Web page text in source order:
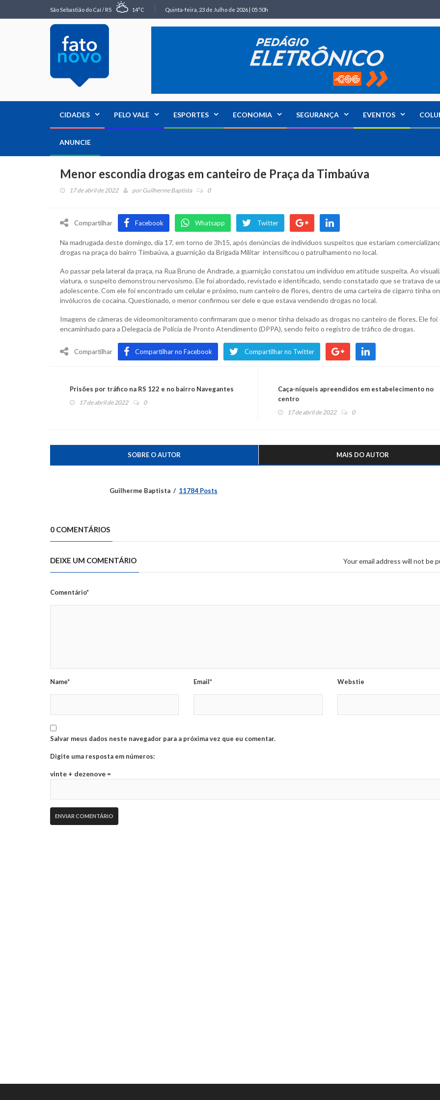
São Sebastião do Caí / RS 14°C Quinta-feira, 23 de Julho de 2026 | 05:50h
CIDADES PELO VALE ESPORTES ECONOMIA SEGURANÇA EVENTOS
ANUNCIE
Menor escondia drogas em canteiro de Praça da Timbaúva
17 de abril de 2022 porGuilherme Baptista 0
Compartilhar Facebook Whatsapp Twitter
Na madrugada deste domingo, dia 17, em torno de 3h15, após denúncias de indivíduos suspeitos que estariam
drogas na praça do bairro Timbaúva, a guarnição da Brigada Militar intensificou o patrulhamento no local.
Ao passar pela lateral da praça, na Rua Bruno de Andrade, a guarnição constatou um indivíduo em atitude suspeita. Ao
viatura, o suspeito demonstrou nervosismo. Ele foi abordado, revistado e identificado, sendo constatado que se tratava de
adolescente. Com ele foi encontrado um celular e próximo, num canteiro de flores, dentro de uma carteira de cigarro tinha
invólucros de cocaína. Questionado, o menor confirmou ser dele e que estava vendendo drogas no local.
Imagens de câmeras de videomonitoramento confirmaram que o menor tinha deixado as drogas no canteiro de flores. Ele foi
encaminhado para a Delegacia de Polícia de Pronto Atendimento (DPPA), sendo feito o registro de tráfico de drogas.
Compartilhar Compartilhar no Facebook Compartilhar no Twitter
Prisões por tráfico na RS 122 e no bairro Navegantes
17 de abril de 2022 0
Caça-níqueis apreendidos em estabelecimento no
centro
17 de abril de 2022 0
SOBRE O AUTOR MAIS DO AUTOR
Guilherme Baptista 11784 Posts
0 COMENTÁRIOS
DEIXE UM COMENTÁRIO Your email address will not be
Comentário*
Name* Email* Webstie
Salvar meus dados neste navegador para a próxima vez que eu comentar.
Digite uma resposta em números:
vinte + dezenove =